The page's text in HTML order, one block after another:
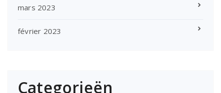
mars 2023
février 2023
Categorieën